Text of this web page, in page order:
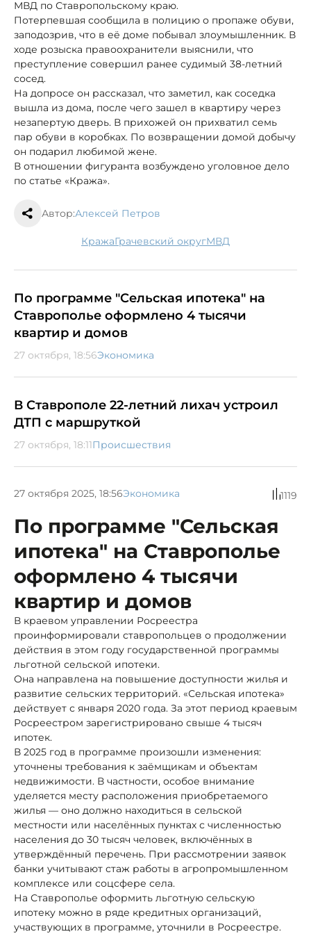
МВД по Ставропольскому краю.
Потерпевшая сообщила в полицию о пропаже обуви,
заподозрив, что в её доме побывал злоумышленник. В
ходе розыска правоохранители выяснили, что
преступление совершил ранее судимый 38-летний
сосед.
На допросе он рассказал, что заметил, как соседка
вышла из дома, после чего зашел в квартиру через
незапертую дверь. В прихожей он прихватил семь
пар обуви в коробках. По возвращении домой добычу
он подарил любимой жене.
В отношении фигуранта возбуждено уголовное дело
по статье «Кража».
Автор:Алексей Петров
кража Грачевский округ МВД
По программе "Сельская ипотека" на
Ставрополье оформлено 4 тысячи
квартир и домов
27 октября, 18:56Экономика
В Ставрополе 22-летний лихач устроил
ДТП с маршруткой
27 октября, 18:11Происшествия
27 октября 2025, 18:56Экономика 1119
По программе "Сельская
ипотека" на Ставрополье
оформлено 4 тысячи
квартир и домов
В краевом управлении Росреестра
проинформировали ставропольцев о продолжении
действия в этом году государственной программы
льготной сельской ипотеки.
Она направлена на повышение доступности жилья и
развитие сельских территорий. «Сельская ипотека»
действует с января 2020 года. За этот период краевым
Росреестром зарегистрировано свыше 4 тысяч
ипотек.
В 2025 год в программе произошли изменения:
уточнены требования к заёмщикам и объектам
недвижимости. В частности, особое внимание
уделяется месту расположения приобретаемого
жилья — оно должно находиться в сельской
местности или населённых пунктах с численностью
населения до 30 тысяч человек, включённых в
утверждённый перечень. При рассмотрении заявок
банки учитывают стаж работы в агропромышленном
комплексе или соцсфере села.
На Ставрополье оформить льготную сельскую
ипотеку можно в ряде кредитных организаций,
участвующих в программе, уточнили в Росреестре.